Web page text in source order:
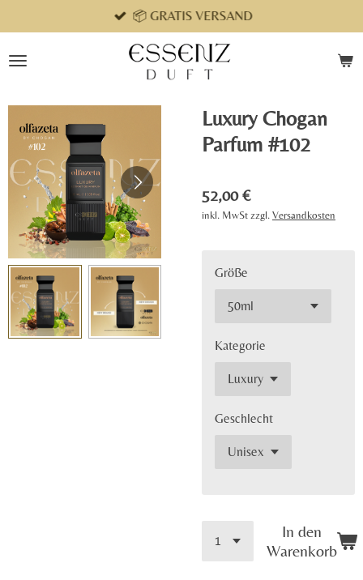
Hauptinhalt
springen
📦 GRATIS VERSAND
Luxury Chogan
Parfum #102
52,00 €
inkl. MwSt zzgl. Versandkosten
Größe
Kategorie
Geschlecht
In den
Warenkorb